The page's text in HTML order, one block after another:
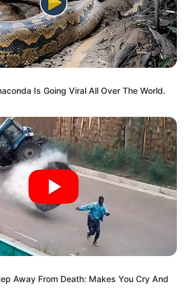
പൊലീസ്
പരിപാടിക്ക് നേതൃത്വം
ജെഎന്‍യു വിദ്യാര്‍ഥി
കനയ്യ കുമാറിനെ പൊലീസ്
ചെയ്തിരുന്നു.
വിദ്യാര്‍ഥികളുടെ മൊബൈല്‍
വിവരങ്ങളും പൊലീസ്
ഇവരുടെ അടുത്ത
നിന്നും പോലീസ് വിവരങ്ങള്‍
ഇവര്‍
കൃത്യമായ വിവരം ലഭിച്ചിട്ടില്ല.
സ്‌പെഷല്‍ സെല്‍ ആണ്
Is Going Viral All Over The World.
Away From Death: Makes You Cry And